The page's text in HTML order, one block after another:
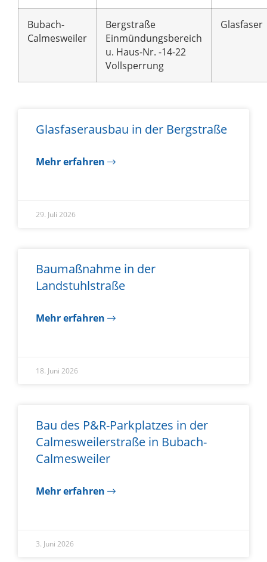
Bubach-
Calmesweiler
Bergstraße
Einmündungsbereich
u. Haus-Nr. -14-22
Vollsperrung
Glasfaser
Glasfaserausbau in der Bergstraße
Mehr erfahren
29. Juli 2026
Baumaßnahme in der
Landstuhlstraße
Mehr erfahren
18. Juni 2026
Bau des P&R-Parkplatzes in der
Calmesweilerstraße in Bubach-
Calmesweiler
Mehr erfahren
3. Juni 2026